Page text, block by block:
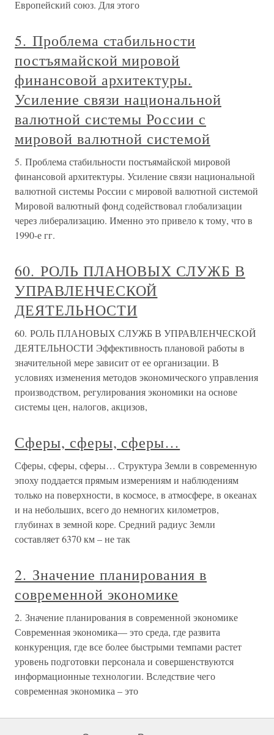
Европейский союз. Для этого
5. Проблема стабильности
постъямайской мировой
финансовой архитектуры.
Усиление связи национальной
валютной системы России с
мировой валютной системой
5. Проблема стабильности постъямайской мировой
финансовой архитектуры. Усиление связи национальной
валютной системы России с мировой валютной системой
Мировой валютный фонд содействовал глобализации
через либерализацию. Именно это привело к тому, что в
1990-е гг.
60. РОЛЬ ПЛАНОВЫХ СЛУЖБ В
УПРАВЛЕНЧЕСКОЙ
ДЕЯТЕЛЬНОСТИ
60. РОЛЬ ПЛАНОВЫХ СЛУЖБ В УПРАВЛЕНЧЕСКОЙ
ДЕЯТЕЛЬНОСТИ Эффективность плановой работы в
значительной мере зависит от ее организации. В
условиях изменения методов экономического управления
производством, регулирования экономики на основе
системы цен, налогов, акцизов,
Сферы, сферы, сферы…
Сферы, сферы, сферы… Структура Земли в современную
эпоху поддается прямым измерениям и наблюдениям
только на поверхности, в космосе, в атмосфере, в океанах
и на небольших, всего до немногих километров,
глубинах в земной коре. Средний радиус Земли
составляет 6370 км – не так
2. Значение планирования в
современной экономике
2. Значение планирования в современной экономике
Современная экономика— это среда, где развита
конкуренция, где все более быстрыми темпами растет
уровень подготовки персонала и совершенствуются
информационные технологии. Вследствие чего
современная экономика – это